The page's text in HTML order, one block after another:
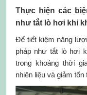
Thực hiện các
như tắt lò hơi khi
Để tiết kiệm năng
pháp như tắt lò hơi
trong khoảng thời
nhiên liệu và giảm